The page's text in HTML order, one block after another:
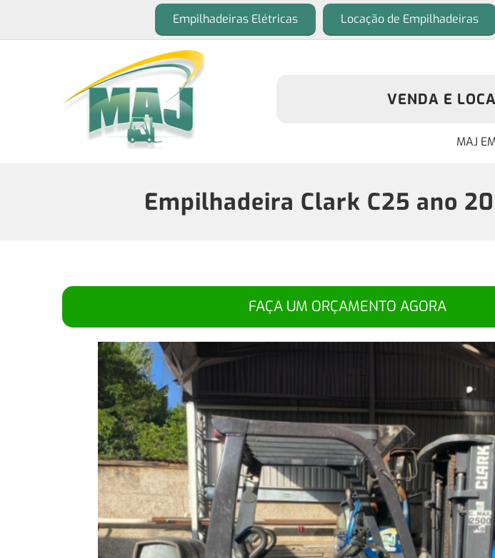
Empilhadeiras Elétricas Locação de Empilhadeiras
VENDA E
MAJ
Empilhadeira Clark C25 ano
FAÇA UM ORÇAMENTO AGORA